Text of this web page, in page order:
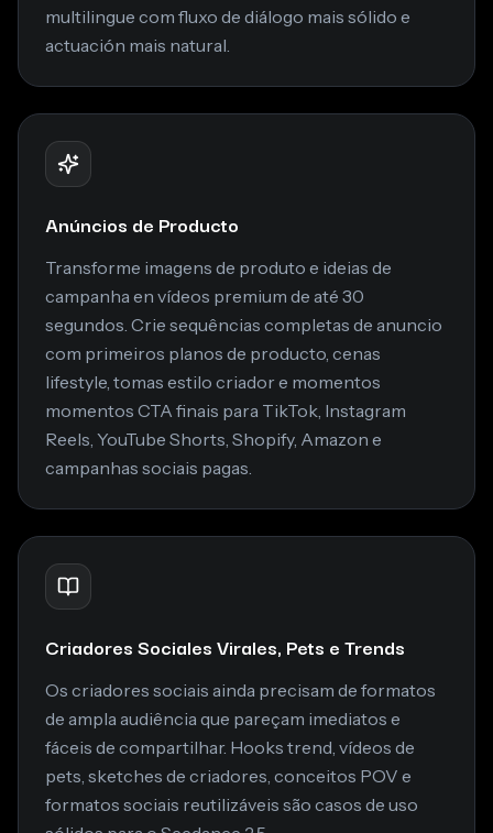
multilingue com fluxo de diálogo mais sólido e
actuación mais natural.
Anúncios de Producto
Transforme imagens de produto e ideias de
campanha en vídeos premium de até 30
segundos. Crie sequências completas de anuncio
com primeiros planos de producto, cenas
lifestyle, tomas estilo criador e momentos
momentos CTA finais para TikTok, Instagram
Reels, YouTube Shorts, Shopify, Amazon e
campanhas sociais pagas.
Criadores Sociales Virales, Pets e Trends
Os criadores sociais ainda precisam de formatos
de ampla audiência que pareçam imediatos e
fáceis de compartilhar. Hooks trend, vídeos de
pets, sketches de criadores, conceitos POV e
formatos sociais reutilizáveis são casos de uso